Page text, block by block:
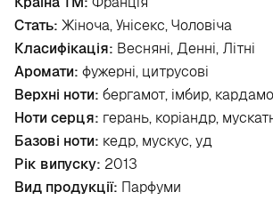
Стать: Жіноча, Унісекс, Чоловіча
Класифікація: Весняні, Денні, Літні
Аромати: фужерні, цитрусові
Верхні ноти: бергамот, імбир,
Ноти серця: герань, коріандр,
Базові ноти: кедр, мускус, уд
Рік випуску: 2013
Вид продукції: Парфуми